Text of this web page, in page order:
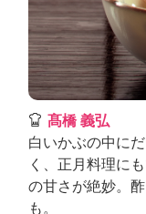
髙橋 義弘
白いかぶの中に
く、正月料理に
の甘さが絶妙。
も。